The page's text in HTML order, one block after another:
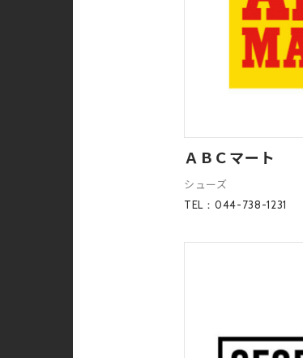
ＡＢＣマート
シューズ
TEL：044-738-1231